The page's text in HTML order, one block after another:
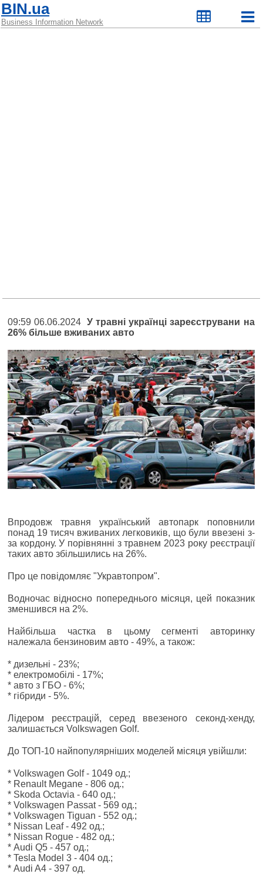
BIN.ua
Business Information Network
09:59 06.06.2024У травні українці зареєструвани на
26% більше вживаних авто
Впродовж травня український автопарк поповнили
понад 19 тисяч вживаних легковиків, що були ввезені з-
за кордону. У порівнянні з травнем 2023 року реєстрації
таких авто збільшились на 26%.
Про це повідомляє "Укравтопром".
Водночас відносно попереднього місяця, цей показник
зменшився на 2%.
Найбільша частка в цьому сегменті авторинку
належала бензиновим авто - 49%, а також:
* дизельні - 23%;
* електромобілі - 17%;
* авто з ГБО - 6%;
* гібриди - 5%.
Лідером реєстрацій, серед ввезеного секонд-хенду,
залишається Volkswagen Golf.
До ТОП-10 найпопулярніших моделей місяця увійшли:
* Volkswagen Golf - 1049 од.;
* Renault Megane - 806 од.;
* Skoda Octavia - 640 од.;
* Volkswagen Passat - 569 од.;
* Volkswagen Tiguan - 552 од.;
* Nissan Leaf - 492 од.;
* Nissan Rogue - 482 од.;
* Audi Q5 - 457 од.;
* Tesla Model 3 - 404 од.;
* Audi A4 - 397 од.